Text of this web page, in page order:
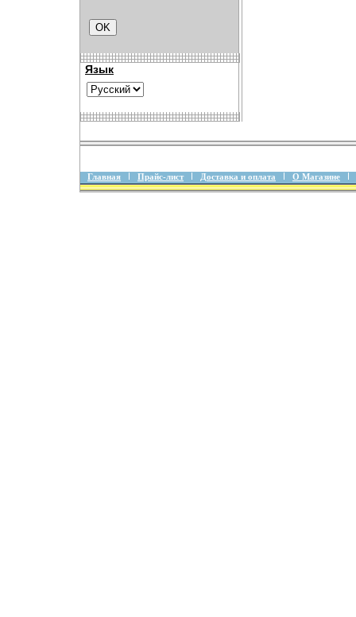
Язык
Главная Прайс-лист Доставка и оплата О Магазине